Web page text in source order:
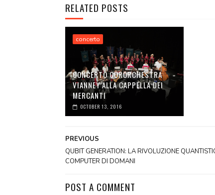
RELATED POSTS
concerto
CONCERTO CORORCHESTRA
VIANNEY ALLA CAPPELLA DEI
MERCANTI
OCTOBER 13, 2016
PREVIOUS
QUBIT GENERATION: LA RIVOLUZIONE
COMPUTER DI DOMANI
POST A COMMENT